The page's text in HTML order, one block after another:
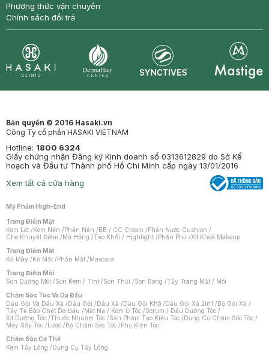
Phương thức vận chuyển
Chính sách đổi trả
Bản quyền © 2016 Hasaki.vn
Công Ty cổ phần HASAKI VIETNAM
Hotline: 1800 6324
Giấy chứng nhận Đăng ký Kinh doanh số 0313612829 do Sở Kế
hoạch và Đầu tư Thành phố Hồ Chí Minh cấp ngày 13/01/2016
Xem tất cả cửa hàng
Mỹ Phẩm High-End
Trang Điểm Mặt
Kem Lót /Kem Nền /Phấn Nền /BB / CC Cream /Phấn Nước Cushion /
Che Khuyết Điểm /Má Hồng /Tạo Khối / Highlight /Phấn Phủ /Xịt Khoá Makeup
Trang Điểm Mắt
Kẻ Mày /Kẻ Mắt /Phấn Mắt /Mascara
Trang Điểm Môi
Son Dưỡng Môi /Son Kem / Tint /Son Thỏi /Son Bóng /Tẩy Trang Mắt / Môi
Chăm Sóc Tóc Và Da Đầu
Dầu Gội Và Dầu Xả /Dầu Gội /Dầu Xả /Dầu Gội Khô /Dầu Gội Xả 2in1 /Bộ Gội Xả /
Tẩy Tế Bào Chết Da Đầu /Mặt Nạ / Kem Ủ Tóc /Serum / Dầu Dưỡng Tóc /
Xịt Dưỡng Tóc /Thuốc Nhuộm Tóc /Sản Phẩm Tạo Kiểu Tóc /Dụng Cụ Chăm Sóc Tóc /
Máy Sấy Tóc /Lược /Bộ Chăm Sóc Tóc /Phụ Kiện Tóc
Chăm Sóc Cơ Thể
Kem Tẩy Lông /Dụng Cụ Tẩy Lông